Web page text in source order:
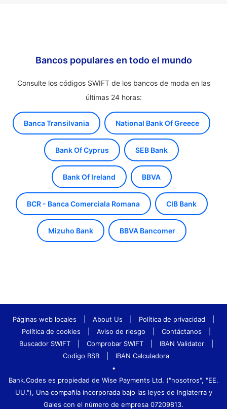
Bancos populares en todo el mundo
Consulte los códigos SWIFT de los bancos de moda en las
últimas 24 horas:
Banca Transilvania National Bank Of Greece
Bank Of Cyprus SEB Bank
Bank Of Ireland BBVA
BCR - Banca Comerciala Romana CIB Bank
Mizuho Bank BBVA Bancomer
Páginas web locales About Us Política de privacidad
Política de cookies
Aviso de riesgo Contáctanos
Buscador SWIFT
Comprobar SWIFT IBAN Validator
Codigo BSB
IBAN Calculadora
•
Bank.Codes es propiedad de Wise Payments Ltd. ("nosotros", "EE.
UU."), Una compañía incorporada bajo las leyes de Inglaterra y
Gales con el número de empresa 07209813.